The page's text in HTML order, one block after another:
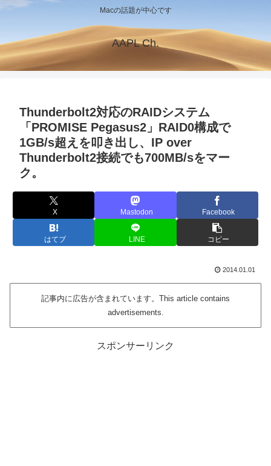
Macの話題が中心です
AAPL Ch.
Thunderbolt2対応のRAIDシステム
「PROMISE Pegasus2」RAID0構成で
1GB/s超えを叩き出し、IP over
Thunderbolt2接続でも700MB/sをマー
ク。
X Mastodon Facebook
はてブ LINE コピー
2014.01.01
記事内に広告が含まれています。This article contains
advertisements.
スポンサーリンク